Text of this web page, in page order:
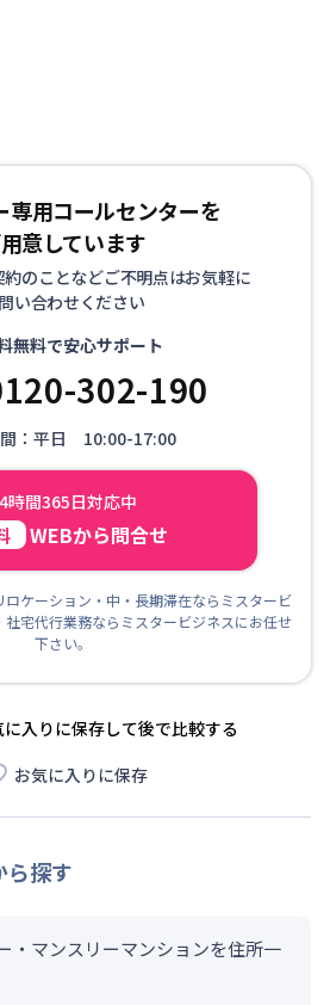
専用コールセンターを
意しています
約のことなどご不明点はお気軽に
い合わせください
無料で安心サポート
302-190
：平日 10:00-17:00
時間365日対応中
WEBから問合せ
ケーション・中・長期滞在ならミスタービ
宅代行業務ならミスタービジネスにお任せ
下さい。
入りに保存して後で比較する
お気に入りに保存
ら探す
・マンスリーマンションを住所一